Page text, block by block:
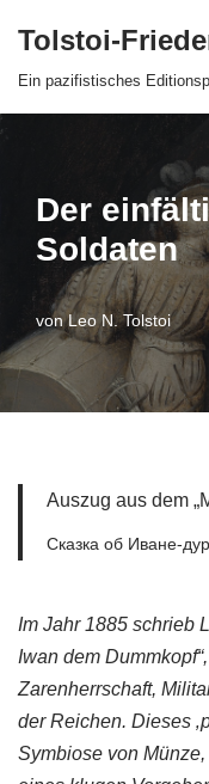
Tolstoi-
Ein pazifistisches
Der
Soldaten
vonLeo N. Tolstoi
Auszug aus dem
Сказка об Иване-
Im Jahr 1885 schrieb
Iwan dem
Zarenherrschaft,
der Reichen. Dieses
Symbiose von